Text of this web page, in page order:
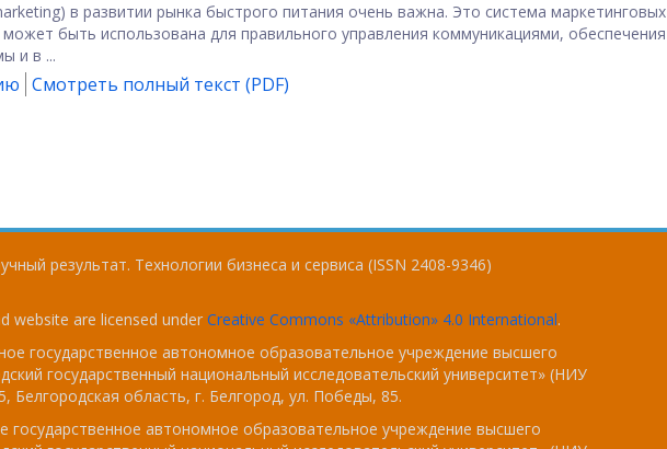
в развитии рынка быстрого питания очень важна. Это система маркетинговых
быть использована для правильного управления коммуникациями, обеспечения
и в ...
Смотреть полный текст (PDF)
результат. Технологии бизнеса и сервиса (ISSN 2408-9346)
website are licensed under Creative Commons «Attribution» 4.0 International.
государственное автономное образовательное учреждение высшего
государственный национальный исследовательский университет» (НИУ
Белгородская область, г. Белгород, ул. Победы, 85.
государственное автономное образовательное учреждение высшего